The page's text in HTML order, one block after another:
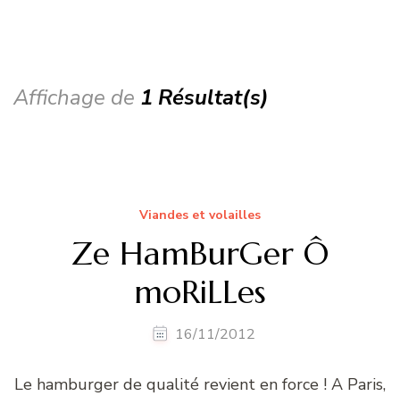
Affichage de 1 Résultat(s)
Viandes et volailles
Ze HamBurGer Ô
moRiLLes
16/11/2012
Le hamburger de qualité revient en force ! A Paris,